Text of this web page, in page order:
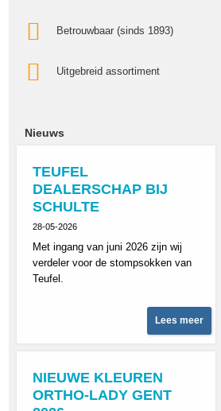
Betrouwbaar (sinds 1893)
Uitgebreid assortiment
Nieuws
TEUFEL
DEALERSCHAP BIJ
SCHULTE
28-05-2026
Met ingang van juni 2026 zijn wij
verdeler voor de stompsokken van
Teufel.
Lees meer
NIEUWE KLEUREN
ORTHO-LADY GENT